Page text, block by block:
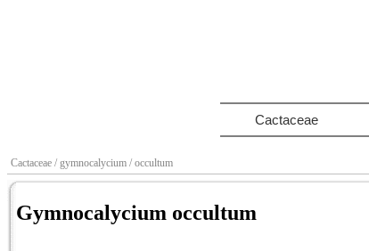
Cactaceae
Cactaceae / gymnocalycium / occultum
Gymnocalycium occultum